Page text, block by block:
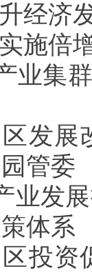
经济
实施倍
业集
发展
管委
业发
体系
投资